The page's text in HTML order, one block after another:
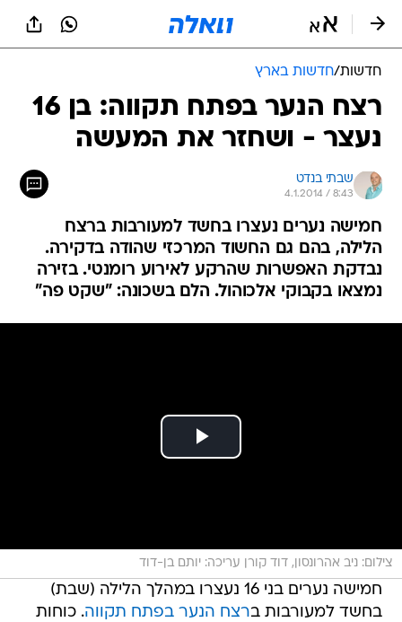
חדשות/חדשות בארץ
רצח הנער בפתח תקווה: בן 16
נעצר - ושחזר את המעשה
שבתי בנדט
4.1.2014 / 8:43
חמישה נערים נעצרו בחשד למעורבות ברצח
הלילה, בהם גם החשוד המרכזי שהודה בדקירה.
נבדקת האפשרות שהרקע לאירוע רומנטי. בזירה
נמצאו בקבוקי אלכוהול. הלם בשכונה: "שקט פה"
צילום: ניב אהרונסון, דוד קורן עריכה: יותם בן-דוד
חמישה נערים בני 16 נעצרו במהלך הלילה (שבת)
בחשד למעורבות ברצח הנער בפתח תקווה. כוחות